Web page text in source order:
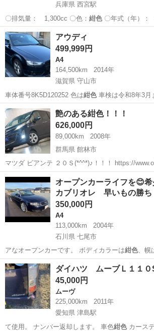
兵庫県 西宮駅
〇排気量： 1,300cc 〇色： 紺色〇年式（年）：
兵庫 西宮市 西宮駅
アウディ
499,999円
A4
164,500km
2014年
滋賀県 守山市
車体番号8K5D120252 色は紺色車検は令和8年3月
滋賀 守山市 A4 アウディ
艶のある紺色！！！
626,000円
89,000km
2008年
群馬県 館林市
マツダ ビアンテ ２０Ｓ(*^^*)♪！！！ https://
群馬 館林市 マツダ
オープンカーライフを
カブリオレ 早いもの勝ち
350,000円
A4
113,000km
2004年
石川県 七尾市
アなオープンカーです。 ボディカラーは紺色、幌
大人っぽく、シッ…
石川 七尾市
ダイハツ ムーブＬ１１０
45,000円
ムーヴ
225,000km
2011年
愛知県 津島駅
て使用。 ナンバー返却します。 車色紺色カーステ